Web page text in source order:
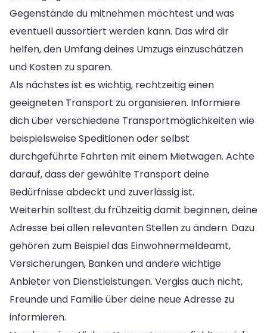
Gegenstände du mitnehmen möchtest und was
eventuell aussortiert werden kann. Das wird dir
helfen, den Umfang deines Umzugs einzuschätzen
und Kosten zu sparen.
Als nächstes ist es wichtig, rechtzeitig einen
geeigneten Transport zu organisieren. Informiere
dich über verschiedene Transportmöglichkeiten wie
beispielsweise Speditionen oder selbst
durchgeführte Fahrten mit einem Mietwagen. Achte
darauf, dass der gewählte Transport deine
Bedürfnisse abdeckt und zuverlässig ist.
Weiterhin solltest du frühzeitig damit beginnen, deine
Adresse bei allen relevanten Stellen zu ändern. Dazu
gehören zum Beispiel das Einwohnermeldeamt,
Versicherungen, Banken und andere wichtige
Anbieter von Dienstleistungen. Vergiss auch nicht,
Freunde und Familie über deine neue Adresse zu
informieren.